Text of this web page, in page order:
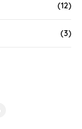
(12)
(3)